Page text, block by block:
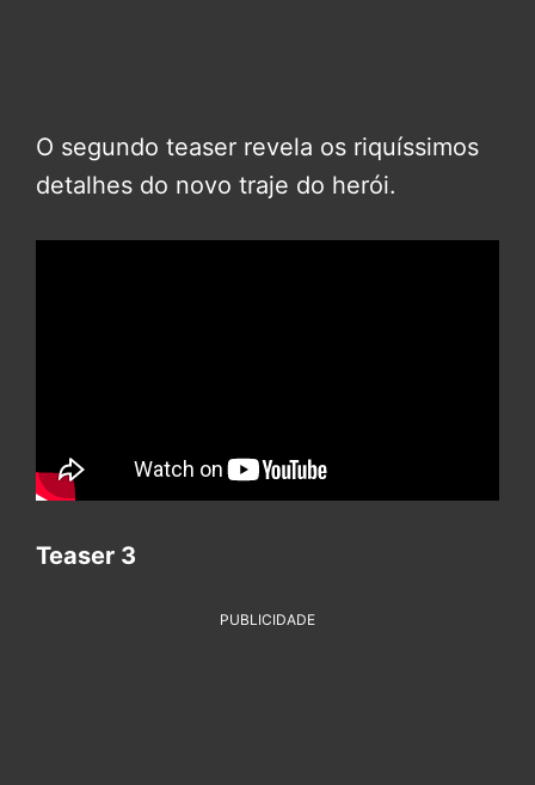
O segundo teaser revela os riquíssimos
detalhes do novo traje do herói.
Teaser 3
PUBLICIDADE